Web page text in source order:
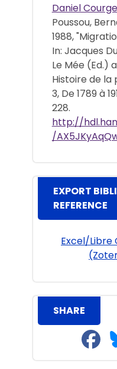
Daniel
Poussou,
1988,
In: Jacques
Le Mée (Ed.)
Histoire de la
3, De 1789 à
228.
http://
/
EXPORT
REFERENCE
Excel/Libre
SHARE